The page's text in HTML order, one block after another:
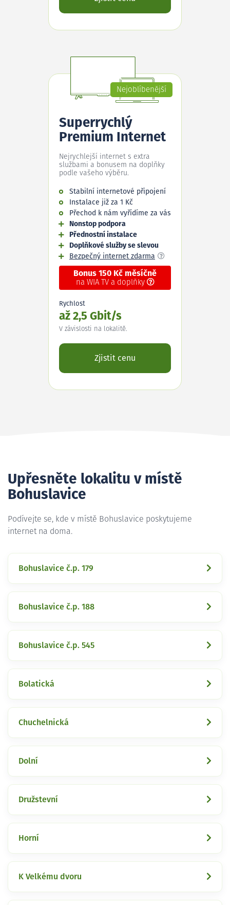
Nejoblíbenější
Superrychlý
Premium Internet
Nejrychlejší internet s extra
službami a bonusem na doplňky
podle vašeho výběru.
Stabilní internetové připojení
Instalace již za 1 Kč
Přechod k nám vyřídíme za vás
Nonstop podpora
Přednostní instalace
Doplňkové služby se slevou
Bezpečný internet zdarma
Bonus 150 Kč měsíčně
na WIA TV a doplňky
Rychlost
až 2,5 Gbit/s
V závislosti na lokalitě.
Zjistit cenu
Upřesněte lokalitu v místě
Bohuslavice
Podívejte se, kde v místě Bohuslavice poskytujeme
internet na doma.
Bohuslavice č.p. 179
Bohuslavice č.p. 188
Bohuslavice č.p. 545
Bolatická
Chuchelnická
Dolní
Družstevní
Horní
K Velkému dvoru